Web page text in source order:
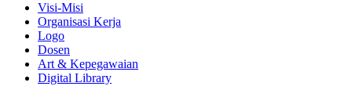
Visi-Misi
Organisasi Kerja
Logo
Dosen
Art & Kepegawaian
Digital Library